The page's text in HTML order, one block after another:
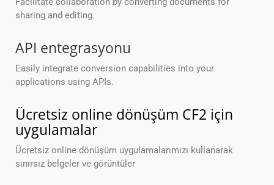
sharing and editing.
API entegrasyonu
Easily integrate conversion capabilities into your
applications using APIs.
Ücretsiz online dönüşüm CF2 için
uygulamalar
Ücretsiz online dönüşüm uygulamalarımızı kullanarak
sınırsız belgeler ve görüntüler